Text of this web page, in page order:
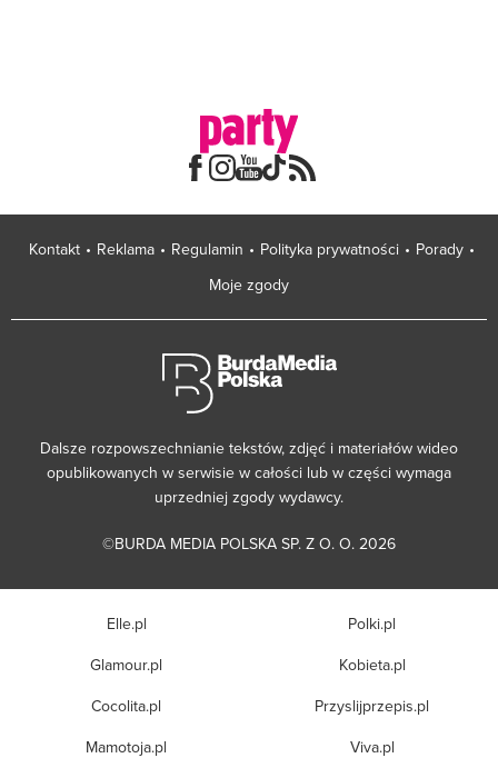
Kontakt Reklama Regulamin Polityka prywatności
Porady
Moje zgody
Dalsze rozpowszechnianie tekstów, zdjęć i materiałów wideo
opublikowanych w serwisie w całości lub w części wymaga
uprzedniej zgody wydawcy.
©BURDA MEDIA POLSKA SP. Z O. O. 2026
Elle.pl
Glamour.pl
Cocolita.pl
Mamotoja.pl
Polki.pl
Kobieta.pl
Przyslijprzepis.pl
Viva.pl